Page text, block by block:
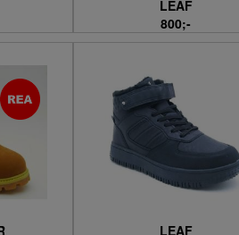
LEAF
800;-
LEAF